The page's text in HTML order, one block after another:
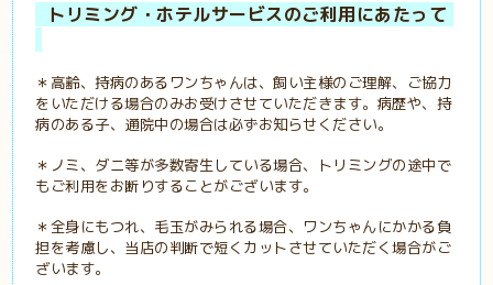
トリミング・ホテルサービスのご利用にあたって
＊高齢、持病のあるワンちゃんは、飼い主様のご理解、ご協力
をいただける場合のみお受けさせていただきます。病歴や、持
病のある子、通院中の場合は必ずお知らせください。
＊ノミ、ダニ等が多数寄生している場合、トリミングの途中で
もご利用をお断りすることがございます。
＊全身にもつれ、毛玉がみられる場合、ワンちゃんにかかる負
担を考慮し、当店の判断で短くカットさせていただく場合がご
ざいます。